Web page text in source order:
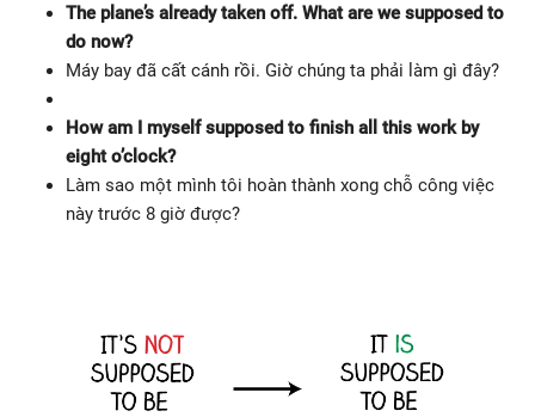
The plane’s already taken off. What are we supposed to
do now?
Máy bay đã cất cánh rồi. Giờ chúng ta phải làm gì đây?
How am I myself supposed to finish all this work by
eight o’clock?
Làm sao một mình tôi hoàn thành xong chỗ công việc
này trước 8 giờ được?